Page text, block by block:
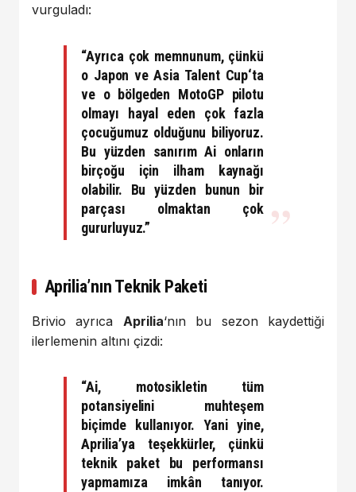
vurguladı:
“Ayrıca çok memnunum, çünkü
o Japon veAsia Talent Cup‘ta
ve o bölgeden MotoGP pilotu
olmayı hayal eden çok fazla
çocuğumuz olduğunu biliyoruz.
Bu yüzden sanırım Ai onların
birçoğu için ilham kaynağı
olabilir. Bu yüzden bunun bir
parçası olmaktan çok
gururluyuz.”
Aprilia’nın Teknik Paketi
Brivio ayrıca Aprilia‘nın bu sezon kaydettiği
ilerlemenin altını çizdi:
“Ai, motosikletin tüm
potansiyelini muhteşem
biçimde kullanıyor. Yani yine,
Aprilia’ya teşekkürler, çünkü
teknik paket bu performansı
yapmamıza imkân tanıyor.